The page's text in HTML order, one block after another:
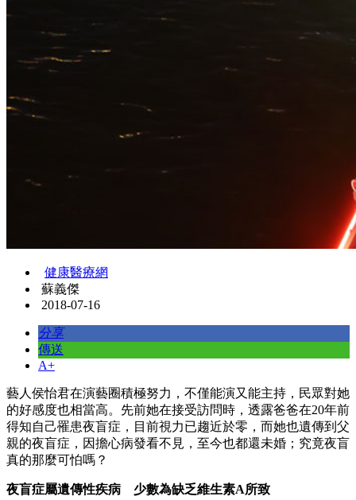
健康醫療網
蘇義傑
2018-07-16
分享
傳送
A+
藝人侯怡君在演藝圈積極努力，不僅能演又能主持，民眾對她
的好感度也相當高。先前她在接受訪問時，透露爸爸在20年前
得知自己罹患夜盲症，目前視力已趨近於零，而她也遺傳到父
親的夜盲症，因擔心病發看不見，至今也都還未婚；究竟夜盲
真的那麼可怕嗎？
夜盲症屬遺傳性疾病 少數為缺乏維生素A所致